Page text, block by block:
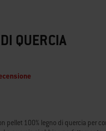
QUERCIA
pellet 100% legno di quercia per